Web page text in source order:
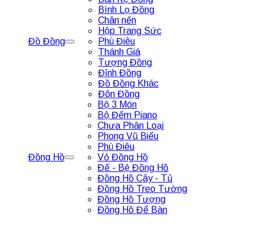
Đồ Đồng
Bình Lọ Đồng
Chân nến
Hộp Trang Sức
Phù Điêu
Thánh Giá
Tượng Đồng
Đỉnh Đồng
Đồ Đồng Khác
Đôn Đồng
Đồng Hồ
Bộ 3 Món
Bộ Đếm Piano
Chưa Phân Loại
Phong Vũ Biểu
Phù Điêu
Vỏ Đồng Hồ
Đế - Bệ Đồng Hồ
Đồng Hồ Cây - Tủ
Đồng Hồ Treo Tường
Đồng Hồ Tượng
Đồng Hồ Để Bàn